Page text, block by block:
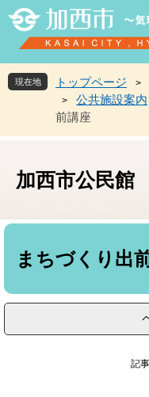
先
頭
を
飛
現在地 トップページ >
> 公共施設案内
前講座
加西市公民館
本
まちづくり出
記